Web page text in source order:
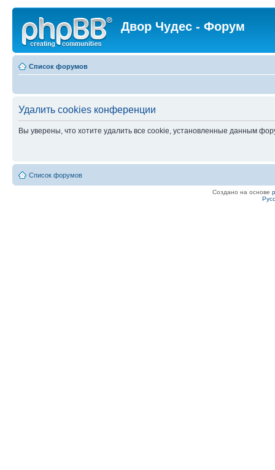
Двор Чудес - Форум
Список форумов
Удалить cookies конференции
Вы уверены, что хотите удалить все cookie, установленные данным
Список форумов
Создано на основе